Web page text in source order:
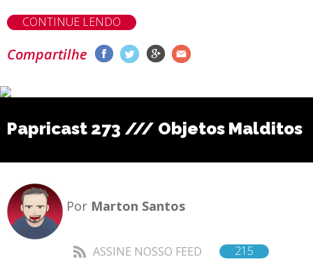
CONTINUE LENDO
Compartilhe
Papricast 273 /// Objetos Malditos
Por Marton Santos
ASSINE NOSSO FEED 215